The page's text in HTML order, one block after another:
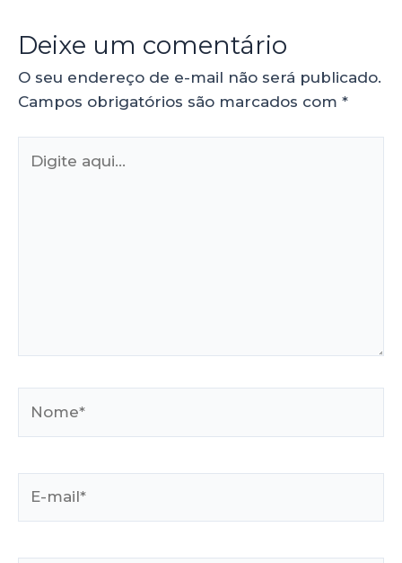
Deixe um comentário
O seu endereço de e-mail não será publicado.
Campos obrigatórios são marcados com *